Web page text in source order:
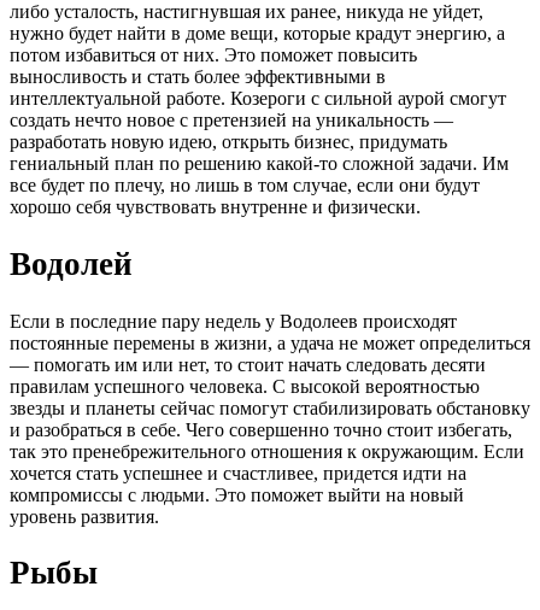
либо усталость, настигнувшая их ранее, никуда не уйдет,
нужно будет найти в доме вещи, которые крадут энергию, а
потом избавиться от них. Это поможет повысить
выносливость и стать более эффективными в
интеллектуальной работе. Козероги с сильной аурой смогут
создать нечто новое с претензией на уникальность —
разработать новую идею, открыть бизнес, придумать
гениальный план по решению какой-то сложной задачи. Им
все будет по плечу, но лишь в том случае, если они будут
хорошо себя чувствовать внутренне и физически.
Водолей
Если в последние пару недель у Водолеев происходят
постоянные перемены в жизни, а удача не может определиться
— помогать им или нет, то стоит начать следовать десяти
правилам успешного человека. С высокой вероятностью
звезды и планеты сейчас помогут стабилизировать обстановку
и разобраться в себе. Чего совершенно точно стоит избегать,
так это пренебрежительного отношения к окружающим. Если
хочется стать успешнее и счастливее, придется идти на
компромиссы с людьми. Это поможет выйти на новый
уровень развития.
Рыбы